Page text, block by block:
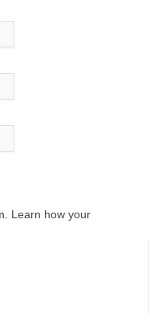
Learn how your